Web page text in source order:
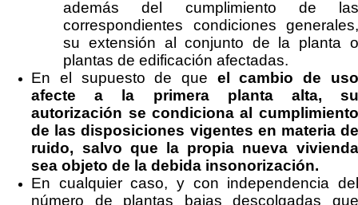
además del cumplimiento de las
correspondientes condiciones generales,
su extensión al conjunto de la planta o
plantas de edificación afectadas.
En el supuesto de que el cambio de uso
afecte a la primera planta alta, su
autorización se condiciona al cumplimiento
de las disposiciones vigentes en materia de
ruido, salvo que la propia nueva vivienda
sea objeto de la debida insonorización.
En cualquier caso, y con independencia del
número de plantas bajas descolgadas que